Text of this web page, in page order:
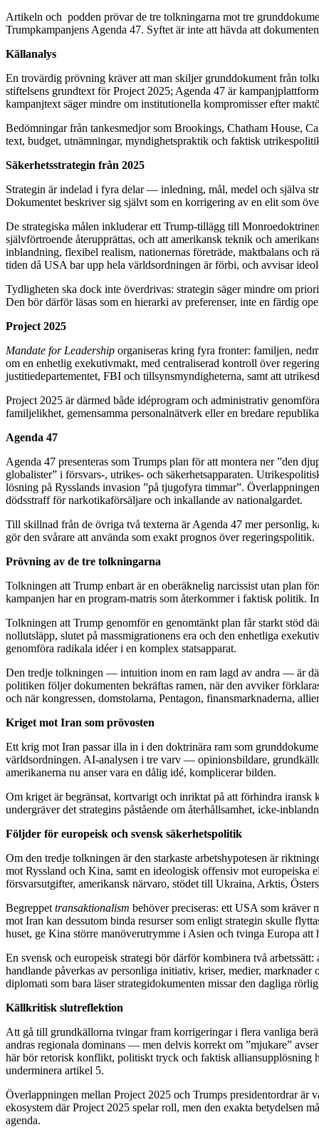
Artikeln och podden prövar de tre tolkningarna mot tre
Trumpkampanjens Agenda 47. Syftet är inte att hävda att
Källanalys
En trovärdig prövning kräver att man skiljer grunddokument från
stiftelsens grundtext för Project 2025; Agenda 47 är
kampanjtext säger mindre om institutionella kompromisser efter
Bedömningar från tankesmedjor som Brookings, Chatham House,
text, budget, utnämningar, myndighetspraktik och faktisk
Säkerhetsstrategin från 2025
Strategin är indelad i fyra delar — inledning, mål, medel och själva
Dokumentet beskriver sig självt som en korrigering av en elit som
De strategiska målen inkluderar ett Trump-tillägg till
självförtroende återupprättas, och att amerikansk teknik och
inblandning, flexibel realism, nationernas företräde, maktbalans och
tiden då USA bar upp hela världsordningen är förbi, och avvisar
Tydligheten ska dock inte överdrivas: strategin säger mindre om
Den bör därför läsas som en hierarki av preferenser, inte en färdig
Project 2025
Mandate for Leadership organiseras kring fyra fronter: familjen,
om en enhetlig exekutivmakt, med centraliserad kontroll över
justitiedepartementet, FBI och tillsynsmyndigheterna, samt att
Project 2025 är därmed både idéprogram och administrativ
familjelikhet, gemensamma personalnätverk eller en bredare
Agenda 47
Agenda 47 presenteras som Trumps plan för att montera ner ”den
globalister” i försvars-, utrikes- och säkerhetsapparaten.
lösning på Rysslands invasion ”på tjugofyra timmar”.
dödsstraff för narkotikaförsäljare och inkallande av nationalgardet.
Till skillnad från de övriga två texterna är Agenda 47 mer personlig,
gör den svårare att använda som exakt prognos över regeringspolitik.
Prövning av de tre tolkningarna
Tolkningen att Trump enbart är en oberäknelig narcissist utan plan
kampanjen har en program-matris som återkommer i faktisk
Tolkningen att Trump genomför en genomtänkt plan får starkt stöd
nollutsläpp, slutet på massmigrationens era och den enhetliga
genomföra radikala idéer i en komplex statsapparat.
Den tredje tolkningen — intuition inom en ram lagd av andra — är
politiken följer dokumenten bekräftas ramen, när den avviker
och när kongressen, domstolarna, Pentagon, finansmarknaderna,
Kriget mot Iran som prövosten
Ett krig mot Iran passar illa in i den doktrinära ram som
världsordningen. AI-analysen i tre varv — opinionsbildare,
amerikanerna nu anser vara en dålig idé, komplicerar bilden.
Om kriget är begränsat, kortvarigt och inriktat på att förhindra iransk
undergräver det strategins påstående om återhållsamhet, icke-
Följder för europeisk och svensk säkerhetspolitik
Om den tredje tolkningen är den starkaste arbetshypotesen är
mot Ryssland och Kina, samt en ideologisk offensiv mot
försvarsutgifter, amerikansk närvaro, stödet till Ukraina, Arktis,
Begreppettransaktionalism behöver preciseras: ett USA som kräver
mot Iran kan dessutom binda resurser som enligt strategin skulle
huset, ge Kina större manöverutrymme i Asien och tvinga Europa att
En svensk och europeisk strategi bör därför kombinera två
handlande påverkas av personliga initiativ, kriser, medier,
diplomati som bara läser strategidokumenten missar den dagliga
Källkritisk slutreflektion
Att gå till grundkällorna tvingar fram korrigeringar i flera vanliga
andras regionala dominans — men delvis korrekt om ”mjukare”
här bör retorisk konflikt, politiskt tryck och faktisk alliansupplösning
underminera artikel 5.
Överlappningen mellan Project 2025 och Trumps presidentordrar är
ekosystem där Project 2025 spelar roll, men den exakta betydelsen
agenda.